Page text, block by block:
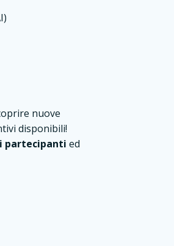
nuove
disponibili!
partecipanti ed